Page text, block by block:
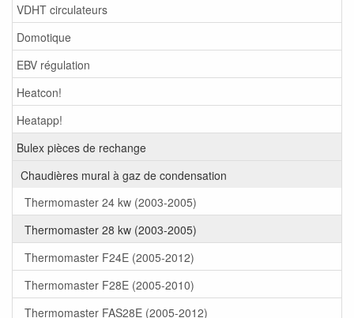
VDHT circulateurs
Domotique
EBV régulation
Heatcon!
Heatapp!
Bulex pièces de rechange
Chaudières mural à gaz de condensation
Thermomaster 24 kw (2003-2005)
Thermomaster 28 kw (2003-2005)
Thermomaster F24E (2005-2012)
Thermomaster F28E (2005-2010)
Thermomaster FAS28E (2005-2012)